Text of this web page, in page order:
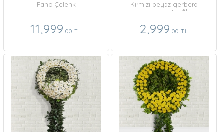
Pano Çelenk
11,999.00 TL
Kırmızı beyaz gerbera
cenaze çelenĞİ
2,999.00 TL